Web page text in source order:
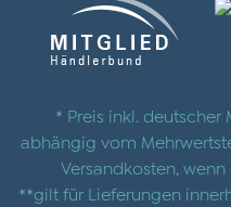
* Preis inkl. deutscher
abhängig vom
Versandkosten ,
**gilt für Lieferungen